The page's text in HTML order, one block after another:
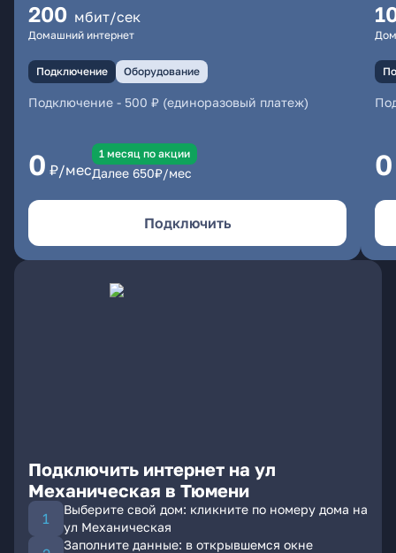
200 мбит/сек
Домашний интернет
Подключение Оборудование
Подключение - 500 ₽ (единоразовый платеж)
0 ₽/мес
1 месяц по акции
Далее 650₽/мес
Подключить
0
Подключить интернет на ул
Механическая в Тюмени
Выберите свой дом: кликните по номеру дома на
ул Механическая
Заполните данные: в открывшемся окне